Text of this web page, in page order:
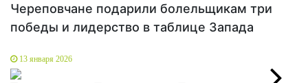
Череповчане подарили болельщикам три
победы и лидерство в таблице Запада
13 января 2026